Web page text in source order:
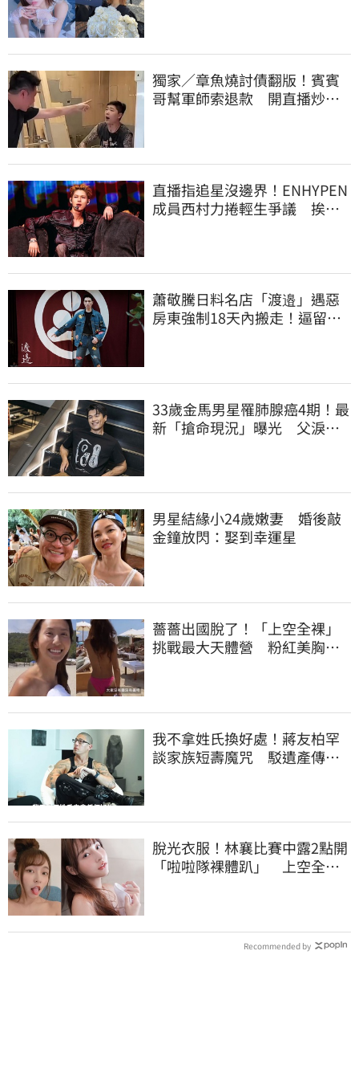
獨家／章魚燒討債翻版！賓賓
哥幫軍師索退款 開直播炒作
直播指追星沒邊界！ENHYPEN
成員西村力捲輕生爭議 挨
蕭敬騰日料名店「渡邉」遇惡
房東強制18天內搬走！逼留裝
33歲金馬男星罹肺腺癌4期！最
新「搶命現況」曝光 父淚
男星結緣小24歲嫩妻 婚後敲
金鐘放閃：娶到幸運星
薔薔出國脫了！「上空全裸」
挑戰最大天體營 粉紅美胸被
我不拿姓氏換好處！蔣友柏罕
談家族短壽魔咒 駁遺產傳
脫光衣服！林襄比賽中露2點開
「啦啦隊裸體趴」 上空全裸
Recommended by